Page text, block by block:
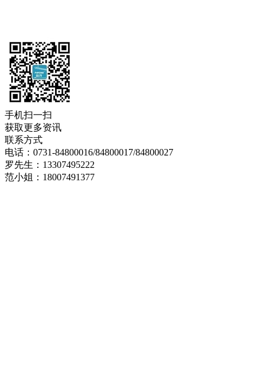
手机扫一扫
获取更多资讯
联系方式
电话：0731-84800016/84800017/84800027
罗先生：13307495222
范小姐：18007491377